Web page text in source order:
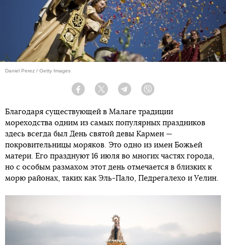
Daniel Perez / Getty Images
Facebook Twitter Telegram
Благодаря существующей в Малаге традиции
мореходства одним из самых популярных праздников
здесь всегда был День святой девы Кармен —
покровительницы моряков. Это одно из имен Божьей
матери. Его празднуют 16 июля во многих частях города,
но с особым размахом этот день отмечается в близких к
морю районах, таких как Эль-Пало, Педрегалехо и Уелин.